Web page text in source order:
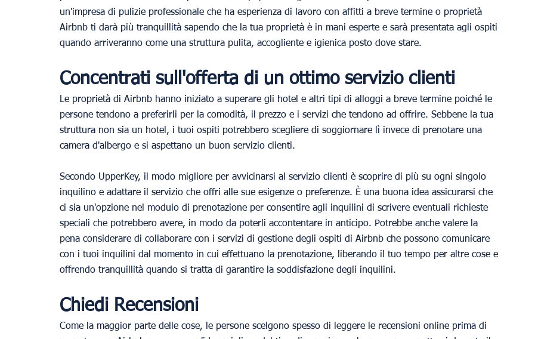
un'impresa di pulizie professionale che ha esperienza di lavoro con affitti a breve termine o proprietà
Airbnb ti darà più tranquillità sapendo che la tua proprietà è in mani esperte e sarà presentata agli ospiti
quando arriveranno come una struttura pulita, accogliente e igienica posto dove stare.
Concentrati sull'offerta di un ottimo servizio clienti
Le proprietà di Airbnb hanno iniziato a superare gli hotel e altri tipi di alloggi a breve termine poiché le
persone tendono a preferirli per la comodità, il prezzo e i servizi che tendono ad offrire. Sebbene la tua
struttura non sia un hotel, i tuoi ospiti potrebbero scegliere di soggiornare lì invece di prenotare una
camera d'albergo e si aspettano un buon servizio clienti.
Secondo UpperKey, il modo migliore per avvicinarsi al servizio clienti è scoprire di più su ogni singolo
inquilino e adattare il servizio che offri alle sue esigenze o preferenze. È una buona idea assicurarsi che
ci sia un'opzione nel modulo di prenotazione per consentire agli inquilini di scrivere eventuali richieste
speciali che potrebbero avere, in modo da poterli accontentare in anticipo. Potrebbe anche valere la
pena considerare di collaborare con i servizi di gestione degli ospiti di Airbnb che possono comunicare
con i tuoi inquilini dal momento in cui effettuano la prenotazione, liberando il tuo tempo per altre cose e
offrendo tranquillità quando si tratta di garantire la soddisfazione degli inquilini.
Chiedi Recensioni
Come la maggior parte delle cose, le persone scelgono spesso di leggere le recensioni online prima di